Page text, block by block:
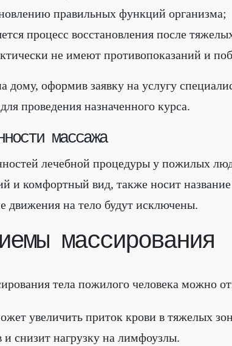
правильных функций организма;
процесс восстановления после
не имеют противопоказаний и
дому, оформив заявку на услугу
проведения назначенного курса.
массажа
лечебной процедуры у пожилых
и комфортный вид, также носит
движения на тело будут исключены.
массирования
тела пожилого человека можно
увеличить приток крови в тяжелых
и снизит нагрузку на лимфоузлы.